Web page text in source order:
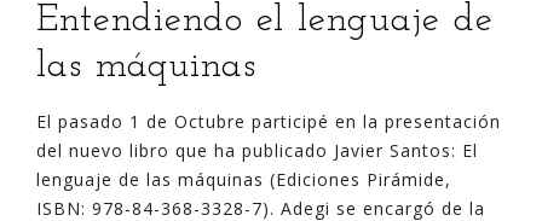
Entendiendo el lenguaje de
las máquinas
El pasado 1 de Octubre participé en la presentación
del nuevo libro que ha publicado Javier Santos: El
lenguaje de las máquinas (Ediciones Pirámide,
ISBN: 978-84-368-3328-7). Adegi se encargó de la